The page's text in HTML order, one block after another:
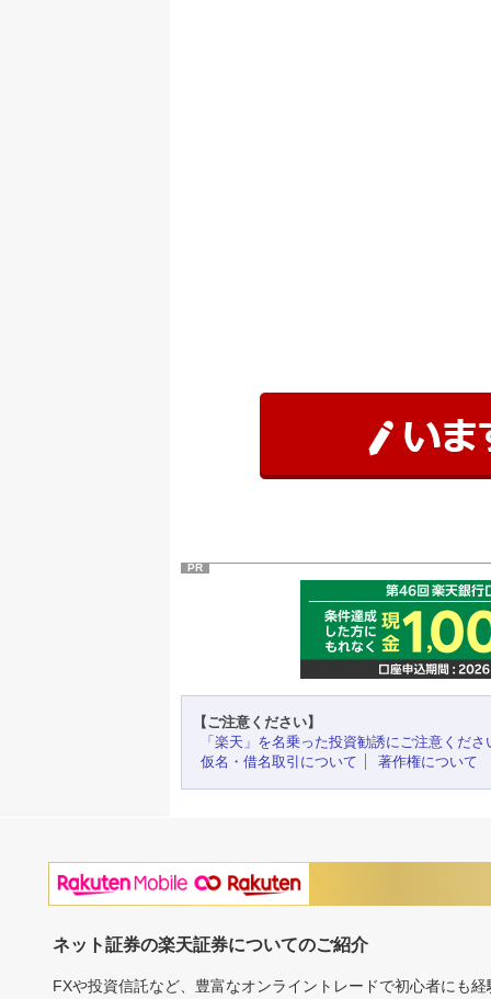
PR
【ご注意ください】
「楽天」を名乗った投資勧誘にご注意くださ
仮名・借名取引について
著作権について
ネット証券の楽天証券についてのご紹介
FXや投資信託など、豊富なオンライントレードで初心者にも